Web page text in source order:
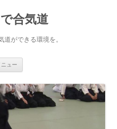
合気道
道ができる環境を。
ニュー